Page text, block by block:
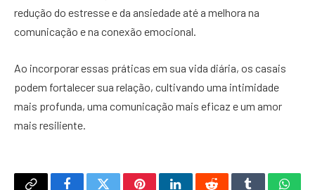
redução do estresse e da ansiedade até a melhora na
comunicação e na conexão emocional.
Ao incorporar essas práticas em sua vida diária, os casais
podem fortalecer sua relação, cultivando uma intimidade
mais profunda, uma comunicação mais eficaz e um amor
mais resiliente.